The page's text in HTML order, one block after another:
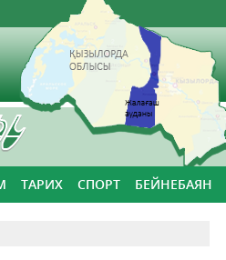
ТАРИХ СПОРТ БЕЙНЕБАЯН